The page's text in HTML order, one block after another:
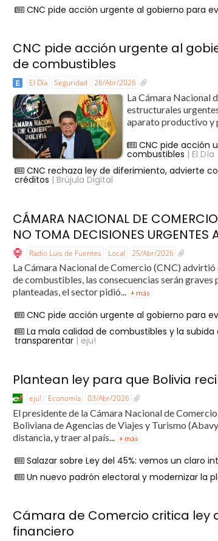
CNC pide acción urgente al gobierno para
CNC pide acción urgente al
de combustibles
El Día Seguridad 26/Abr/2026
La Cámara Nacional
estructurales
aparato productivo y
CNC pide acción
combustibles | El Día
CNC rechaza ley de diferimiento, advierte
créditos | Brújula Digital
CÁMARA NACIONAL DE
NO TOMA DECISIONES URGENTES
Radio Luis de Fuentes Local 25/Abr/2026
La Cámara Nacional de Comercio (CNC)
de combustibles, las consecuencias serán
planteadas, el sector pidió... + más
CNC pide acción urgente al gobierno para
La mala calidad de combustibles y la
transparentar | eju!
Plantean ley para que Bolivia
eju! Economía 03/Abr/2026
El presidente de la Cámara Nacional de
Boliviana de Agencias de Viajes y Turismo
distancia, y traer al país...
+ más
Salazar sobre Ley del 45%: vemos un claro
Un nuevo padrón electoral y modernizar la
Cámara de Comercio critica ley
financiero